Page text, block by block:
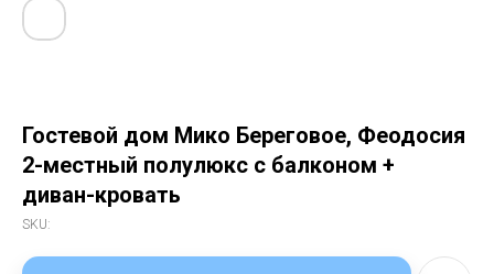
Гостевой дом Мико Береговое, Феодосия
2-местный полулюкс с балконом +
диван-кровать
SKU: